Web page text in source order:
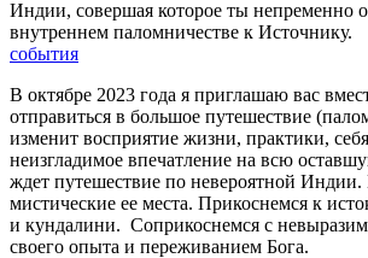
события
В октябре 2023 года я приглашаю вас
отправиться в большое путешествие
изменит восприятие жизни, практики,
неизгладимое впечатление на всю
ждет путешествие по невероятной
мистические ее места. Прикоснемся к
и кундалини. Соприкоснемся с
своего опыта и переживанием Бога.